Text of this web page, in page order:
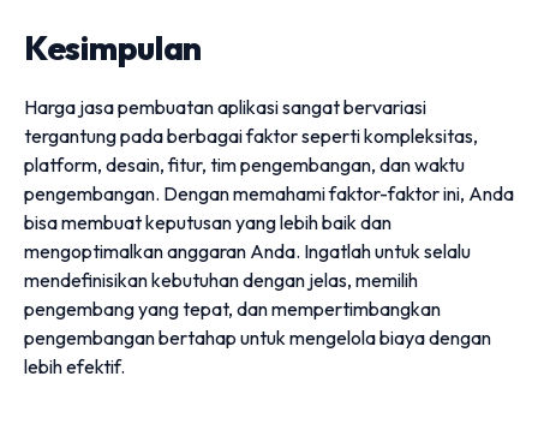
Kesimpulan
Harga jasa pembuatan aplikasi sangat bervariasi
tergantung pada berbagai faktor seperti kompleksitas,
platform, desain, fitur, tim pengembangan, dan waktu
pengembangan. Dengan memahami faktor-faktor ini, Anda
bisa membuat keputusan yang lebih baik dan
mengoptimalkan anggaran Anda. Ingatlah untuk selalu
mendefinisikan kebutuhan dengan jelas, memilih
pengembang yang tepat, dan mempertimbangkan
pengembangan bertahap untuk mengelola biaya dengan
lebih efektif.